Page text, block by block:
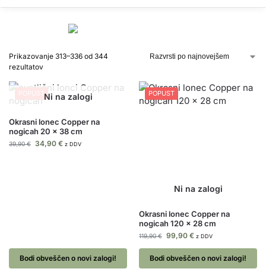
Prikazovanje 313–336 od 344
rezultatov
POPUST
Okrasni lonec Copper na
nogicah 20 x 38 cm
39,90€ 34,90 € z DDV
Bodi obveščen o novi zalogi!
POPUST
Okrasni lonec Copper na
nogicah 120 x 28 cm
119,90€ 99,90 € z DDV
Bodi obveščen o novi zalogi!